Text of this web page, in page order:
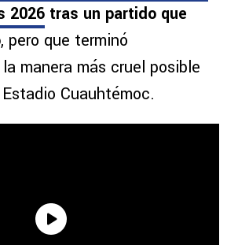
2026 tras un partido que
, pero que terminó
manera más cruel posible
Cuauhtémoc.